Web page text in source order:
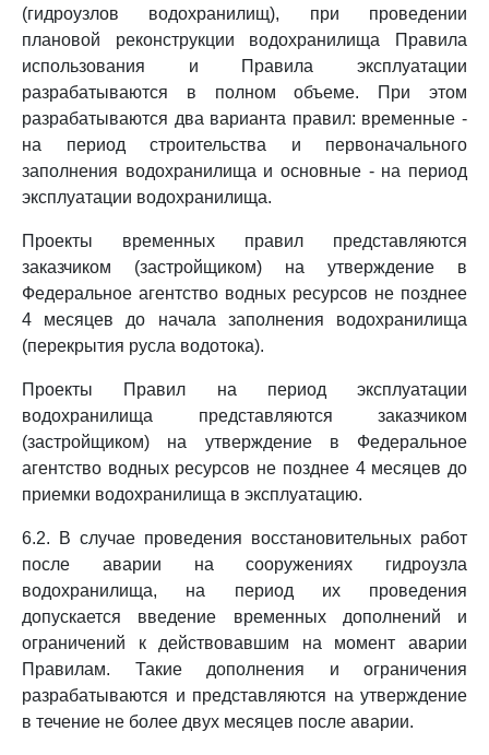
(гидроузлов водохранилищ), при проведении
плановой реконструкции водохранилища Правила
использования и Правила эксплуатации
разрабатываются в полном объеме. При этом
разрабатываются два варианта правил: временные -
на период строительства и первоначального
заполнения водохранилища и основные - на период
эксплуатации водохранилища.
Проекты временных правил представляются
заказчиком (застройщиком) на утверждение в
Федеральное агентство водных ресурсов не позднее
4 месяцев до начала заполнения водохранилища
(перекрытия русла водотока).
Проекты Правил на период эксплуатации
водохранилища представляются заказчиком
(застройщиком) на утверждение в Федеральное
агентство водных ресурсов не позднее 4 месяцев до
приемки водохранилища в эксплуатацию.
6.2. В случае проведения восстановительных работ
после аварии на сооружениях гидроузла
водохранилища, на период их проведения
допускается введение временных дополнений и
ограничений к действовавшим на момент аварии
Правилам. Такие дополнения и ограничения
разрабатываются и представляются на утверждение
в течение не более двух месяцев после аварии.